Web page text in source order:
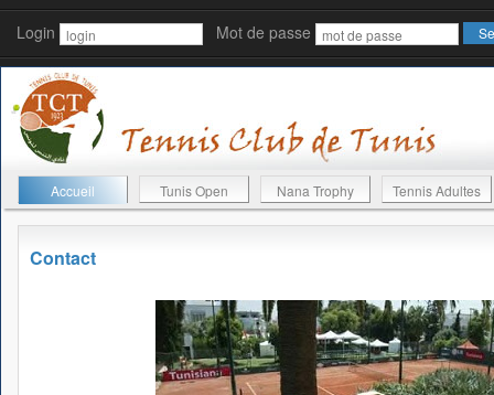
Login Mot de passe
Accueil Tunis Open Nana Trophy Tennis Adultes
Contact